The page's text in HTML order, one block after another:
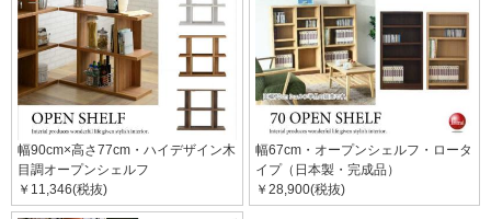
幅90cm×高さ77cm・ハイデザイン木
目調オープンシェルフ
￥11,346(税抜)
幅67cm・オープンシェルフ・ロータ
イプ（日本製・完成品）
￥28,900(税抜)